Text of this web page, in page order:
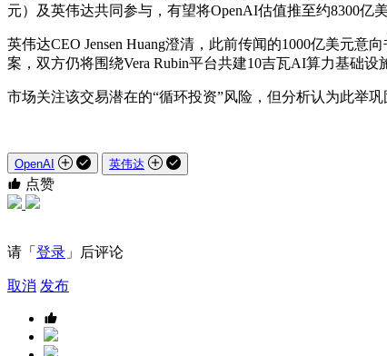
元）及英伟达共同参与，有望将OpenAI估值推至约8300亿美
英伟达CEO Jensen Huang澄清，此前传闻的1000亿美元
案，双方仍将围绕Vera Rubin平台共建10吉瓦AI算力基础设
市场关注该交易潜在的“循环投资”风险，但分析认为此举
OpenAI 英伟达
点赞
请「 登录 」后评论
取消 发布